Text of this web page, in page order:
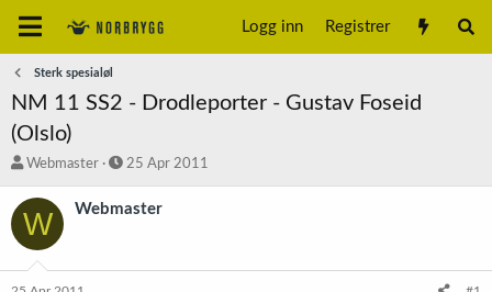
Logg inn Registrer
Sterk spesialøl
NM 11 SS2 - Drodleporter - Gustav Foseid
(Olslo)
T
å
d
Webmaster
S
a
25 Apr 2011
W Webmaster